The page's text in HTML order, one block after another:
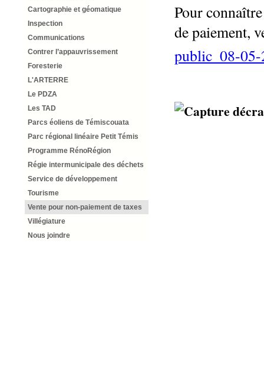
Cartographie et géomatique
Inspection
Communications
Contrer l’appauvrissement
Foresterie
L'ARTERRE
Le PDZA
Les TAD
Parcs éoliens de Témiscouata
Parc régional linéaire Petit Témis
Programme RénoRégion
Régie intermunicipale des déchets
Service de développement
Tourisme
Vente pour non-paiement de taxes
Villégiature
Nous joindre
Pour
de paiement,
public_08-